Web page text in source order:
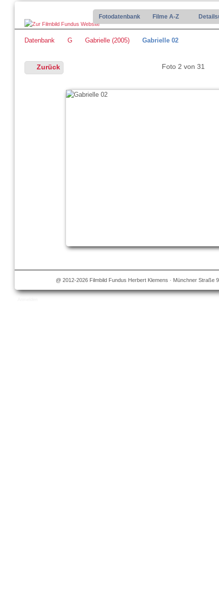
Fotodatenbank Filme A-Z
Datenbank G Gabrielle (2005) Gabrielle 02
Zurück Foto 2 von 31
@ 2012-2026 Filmbild Fundus Herbert Klemens · Münchner Straße